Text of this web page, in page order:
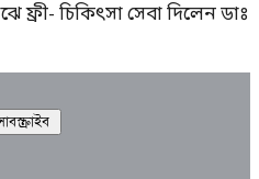
ফ্রী- চিকিৎসা সেবা দিলেন ডাঃ